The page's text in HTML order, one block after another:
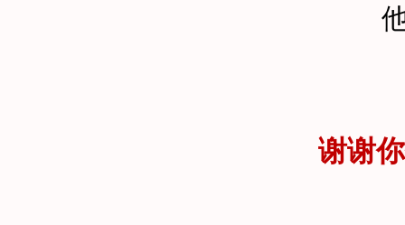
谢谢